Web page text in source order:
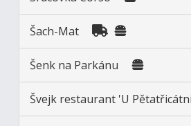
Šach-Mat
Šenk na Parkánu
Švejk restaurant 'U